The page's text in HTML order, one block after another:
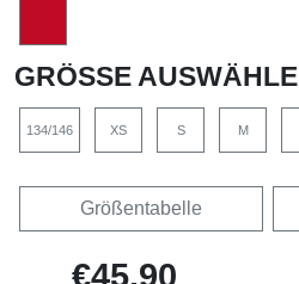
GRÖSSE AUSWÄHLEN
134/146 XS S M
Größentabelle
€45,90